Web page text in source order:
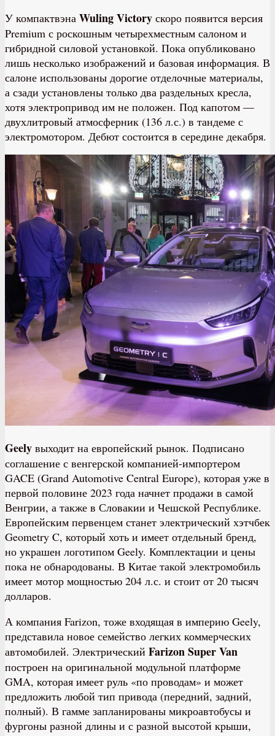
У компактвэна Wuling Victory скоро появится версия
Premium с роскошным четырехместным салоном и
гибридной силовой установкой. Пока опубликовано
лишь несколько изображений и базовая информация. В
салоне использованы дорогие отделочные материалы,
а сзади установлены только два раздельных кресла,
хотя электропривод им не положен. Под капотом —
двухлитровый атмосферник (136 л.с.) в тандеме с
электромотором. Дебют состоится в середине декабря.
Geely выходит на европейский рынок. Подписано
соглашение с венгерской компанией-импортером
GACE (Grand Automotive Central Europe), которая уже в
первой половине 2023 года начнет продажи в самой
Венгрии, а также в Словакии и Чешской Республике.
Европейским первенцем станет электрический хэтчбек
Geometry C, который хоть и имеет отдельный бренд,
но украшен логотипом Geely. Комплектации и цены
пока не обнародованы. В Китае такой электромобиль
имеет мотор мощностью 204 л.с. и стоит от 20 тысяч
долларов.
А компания Farizon, тоже входящая в империю Geely,
представила новое семейство легких коммерческих
автомобилей. Электрический FarizonSuperVan
построен на оригинальной модульной платформе
GMA, которая имеет руль «по проводам» и может
предложить любой тип привода (передний, задний,
полный). В гамме запланированы микроавтобусы и
фургоны разной длины и с разной высотой крыши,